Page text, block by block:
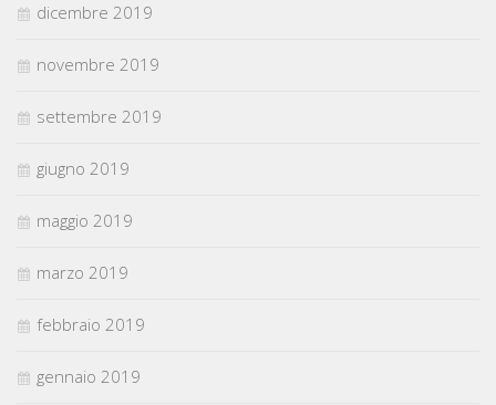
dicembre 2019
novembre 2019
settembre 2019
giugno 2019
maggio 2019
marzo 2019
febbraio 2019
gennaio 2019